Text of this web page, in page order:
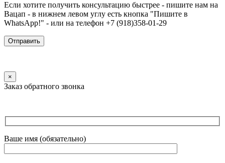
Если хотите получить консультацию быстрее - пишите нам на
Вацап - в нижнем левом углу есть кнопка "Пишите в
WhatsApp!" - или на телефон +7 (918)358-01-29
×
Заказ обратного звонка
Ваше имя (обязательно)